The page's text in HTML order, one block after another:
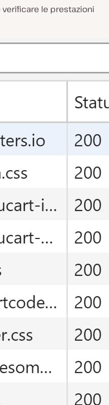
verificare le prestazioni